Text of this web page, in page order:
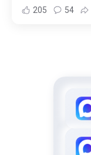
205 54